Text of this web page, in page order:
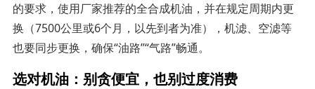
的要求，使用厂家推荐的全合成机油，并在规定周期内更
换（7500公里或6个月，以先到者为准），机滤、空滤等
也要同步更换，确保“油路”“气路”畅通。
选对机油：别贪便宜，也别过度消费